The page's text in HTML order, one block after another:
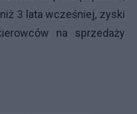
3 lata wcześniej, zyski
na sprzedaży